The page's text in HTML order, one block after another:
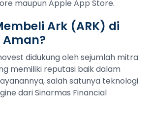
maupun Apple App Store.
Ark (ARK) di
didukung oleh sejumlah mitra
memiliki reputasi baik dalam
salah satunya teknologi
dari Sinarmas Financial